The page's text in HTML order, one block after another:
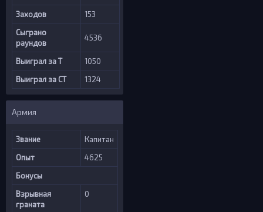
Заходов
153
Сыграно
раундов
4536
Выиграл за Т
1050
Выиграл за CT
1324
Армия
Звание
Капитан
Опыт
4625
Бонусы
Взрывная
граната
0